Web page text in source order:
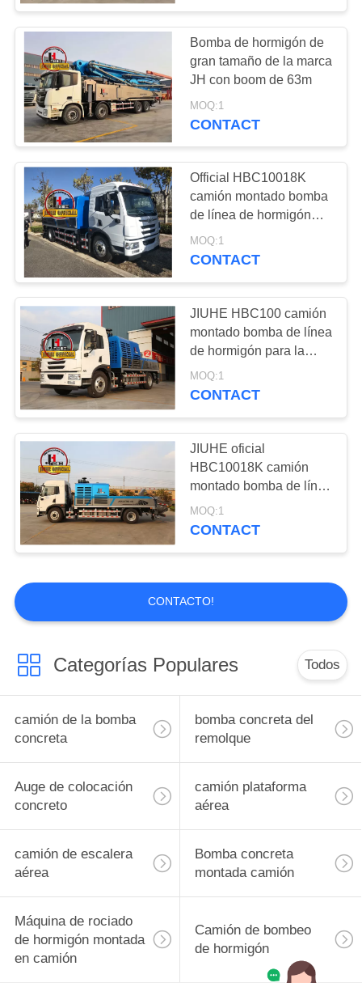
Bomba de hormigón de
gran tamaño de la marca
JH con boom de 63m
MOQ:1
CONTACT
Official HBC10018K
camión montado bomba
de línea de hormigón
para la venta
MOQ:1
CONTACT
JIUHE HBC100 camión
montado bomba de línea
de hormigón para la
venta
MOQ:1
CONTACT
JIUHE oficial
HBC10018K camión
montado bomba de línea
de hormigón para la
venta
MOQ:1
CONTACT
CONTACTO!
Categorías Populares Todos
camión de la bomba
concreta
bomba concreta del
remolque
Auge de colocación
concreto
camión plataforma
aérea
camión de escalera
aérea
Bomba concreta
montada camión
Máquina de rociado
de hormigón montada
en camión
Camión de bombeo
de hormigón